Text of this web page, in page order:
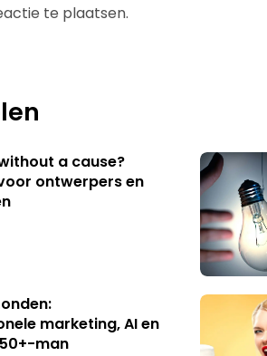
te plaatsen.
a cause?
ontwerpers en
marketing, AI en
50+-man